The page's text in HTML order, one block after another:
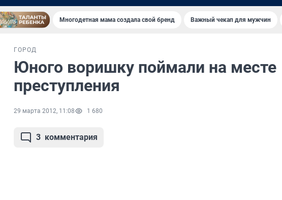
Многодетная мама создала свой бренд Важный чекап для мужчин
ГОРОД
Юного воришку поймали на месте
преступления
29 марта 2012, 11:08 1 680
3 комментария